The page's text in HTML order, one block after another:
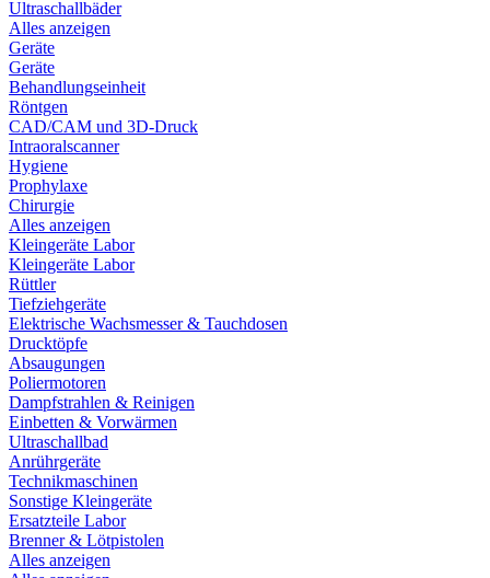
Ultraschallbäder
Alles anzeigen
Geräte
Geräte
Behandlungseinheit
Röntgen
CAD/CAM und 3D-Druck
Intraoralscanner
Hygiene
Prophylaxe
Chirurgie
Alles anzeigen
Kleingeräte Labor
Kleingeräte Labor
Rüttler
Tiefziehgeräte
Elektrische Wachsmesser & Tauchdosen
Drucktöpfe
Absaugungen
Poliermotoren
Dampfstrahlen & Reinigen
Einbetten & Vorwärmen
Ultraschallbad
Anrührgeräte
Technikmaschinen
Sonstige Kleingeräte
Ersatzteile Labor
Brenner & Lötpistolen
Alles anzeigen